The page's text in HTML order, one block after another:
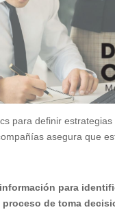
para definir
asegura que
para
de toma